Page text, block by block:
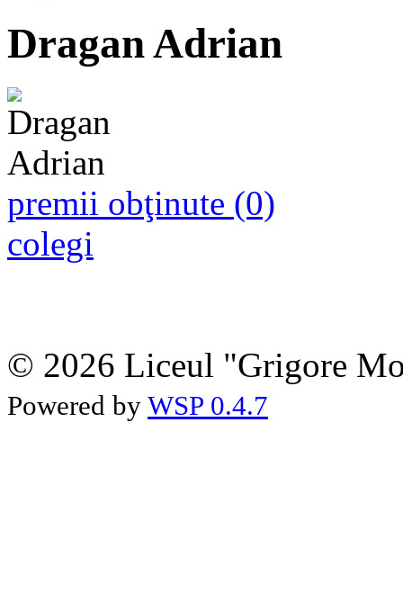
Dragan Adrian
premii obţinute (0)
colegi
© 2026 Liceul "Grigore
Powered by WSP 0.4.7